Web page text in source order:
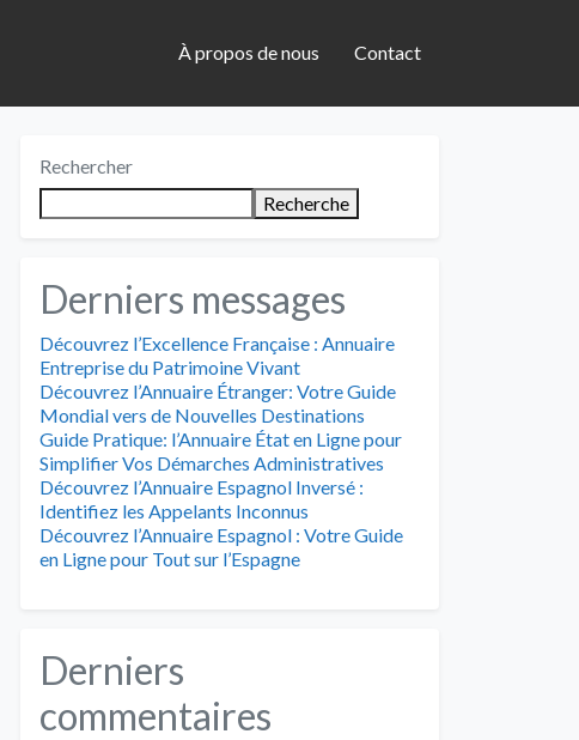
À propos de nous Contact
Rechercher
Recherche
Derniers messages
Découvrez l’Excellence Française : Annuaire
Entreprise du Patrimoine Vivant
Découvrez l’Annuaire Étranger: Votre Guide
Mondial vers de Nouvelles Destinations
Guide Pratique: l’Annuaire État en Ligne pour
Simplifier Vos Démarches Administratives
Découvrez l’Annuaire Espagnol Inversé :
Identifiez les Appelants Inconnus
Découvrez l’Annuaire Espagnol : Votre Guide
en Ligne pour Tout sur l’Espagne
Derniers
commentaires